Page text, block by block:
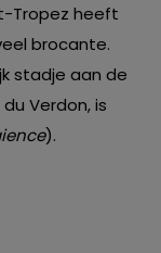
Tropez heeft
brocante.
stadje aan de
Verdon, is
).